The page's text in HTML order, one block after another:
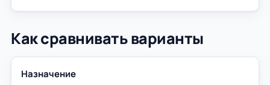
Как сравнивать варианты
Назначение